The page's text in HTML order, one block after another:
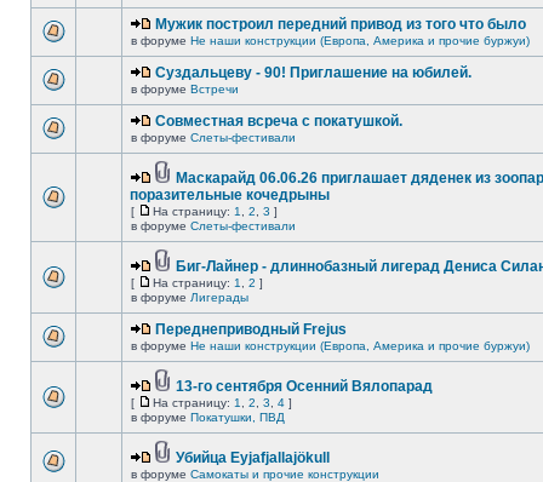
Мужик построил передний привод из того что было
в форуме Не наши конструкции (Европа, Америка и прочие буржуи)
Суздальцеву - 90! Приглашение на юбилей.
в форуме Встречи
Совместная всреча с покатушкой.
в форуме Слеты-фестивали
Маскарайд 06.06.26 приглашает дяденек из
поразительные кочедрыны
[ На страницу: 1 2 3 ]
в форуме Слеты-фестивали
Биг-Лайнер - длиннобазный лигерад Дениса
[ На страницу: 1 2 ]
в форуме Лигерады
Переднеприводный Frejus
в форуме Не наши конструкции (Европа, Америка и прочие буржуи)
13-го сентября Осенний Вялопарад
[ На страницу: 1 2 3 4 ]
в форуме Покатушки, ПВД
Убийца Eyjafjallajökull
в форуме Самокаты и прочие конструкции